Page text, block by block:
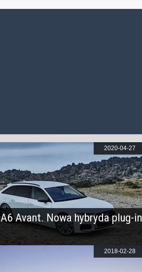
Avant. Nowa hybryda plug-in
2020-04-27
2018-02-28